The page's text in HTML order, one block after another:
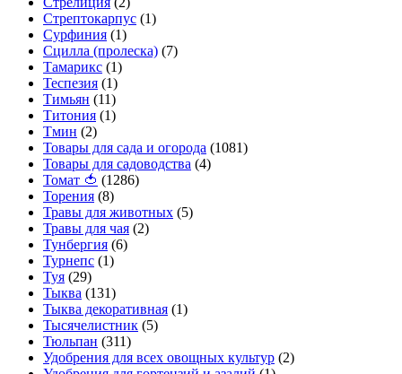
Стрептокарпус (1)
Сурфиния (1)
Сцилла (пролеска) (7)
Тамарикс (1)
Теспезия (1)
Тимьян (11)
Титония (1)
Тмин (2)
Товары для сада и огорода (1081)
Товары для садоводства (4)
Томат 🍅 (1286)
Торения (8)
Травы для животных (5)
Травы для чая (2)
Тунбергия (6)
Турнепс (1)
Туя (29)
Тыква (131)
Тыква декоративная (1)
Тысячелистник (5)
Тюльпан (311)
Удобрения для всех овощных культур (2)